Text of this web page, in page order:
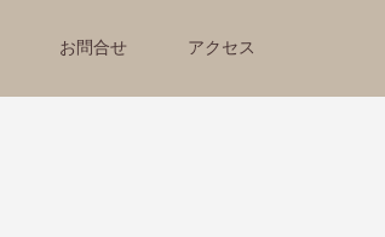
お問合せ アクセス